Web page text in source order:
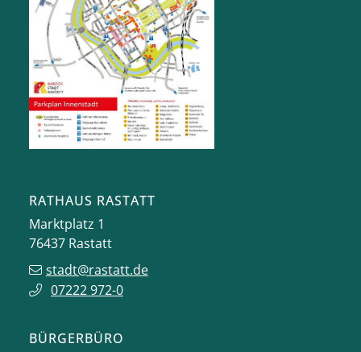
RATHAUS RASTATT
Marktplatz 1
76437 Rastatt
stadt@rastatt.de
07222 972-0
BÜRGERBÜRO